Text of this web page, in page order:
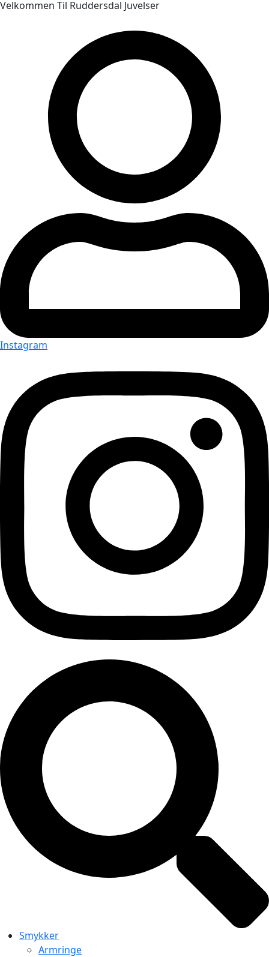
Velkommen Til Ruddersdal Juvelser
Instagram
Smykker
Armringe